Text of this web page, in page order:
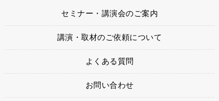
セミナー・講演会のご案内
講演・取材のご依頼について
よくある質問
お問い合わせ